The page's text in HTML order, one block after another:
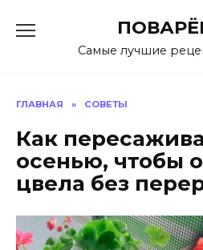
содержаниюСамые лучшие
ГЛАВНАЯ » СОВЕТЫ
Как
осенью, чтобы
цвела без